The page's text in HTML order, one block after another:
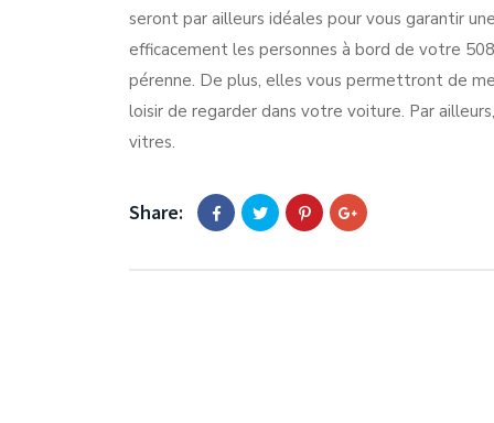
seront par ailleurs idéales pour vous garantir
efficacement les personnes à bord de votre
pérenne. De plus, elles vous permettront de
loisir de regarder dans votre voiture. Par
vitres.
Share: